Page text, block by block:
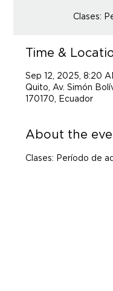
Clases:
Time &
Sep 12, 2025, 8:20
Quito, Av. Simón
170170, Ecuador
About the
Clases: Período de